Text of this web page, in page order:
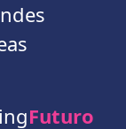
Futuro